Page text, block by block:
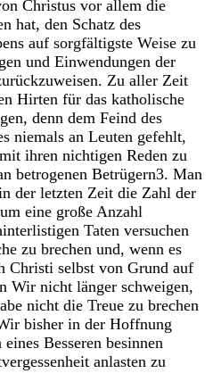
Christus vor allem die
hat, den Schatz des
auf sorgfältigste Weise zu
und Einwendungen der
Zu aller Zeit
Hirten für das katholische
denn dem Feind des
niemals an Leuten gefehlt,
ihren nichtigen Reden zu
betrogenen Betrügern3. Man
der letzten Zeit die Zahl der
eine große Anzahl
Taten versuchen
zu brechen und, wenn es
Christi selbst von Grund auf
Wir nicht länger schweigen,
nicht die Treue zu brechen
bisher in der Hoffnung
Besseren besinnen
anlasten zu